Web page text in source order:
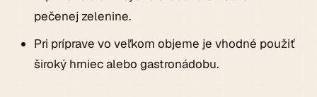
pečenej zelenine.
Pri príprave vo veľkom objeme je vhodné použiť
široký hrniec alebo gastronádobu.